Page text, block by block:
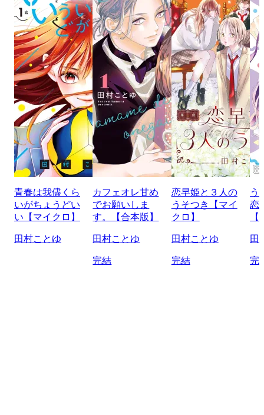
青春は我儘くら
いがちょうどい
い【マイクロ】
田村ことゆ
カフェオレ甘め
でお願いしま
す。【合本版】
田村ことゆ
完結
恋早姫と３人の
うそつき【マイ
クロ】
田村ことゆ
完結
う
恋
田
完